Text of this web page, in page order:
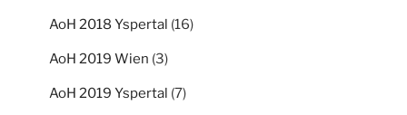
AoH 2018 Yspertal (16)
AoH 2019 Wien (3)
AoH 2019 Yspertal (7)